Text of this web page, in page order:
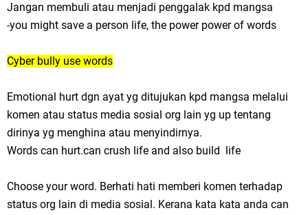
Jangan membuli atau menjadi penggalak kpd mangsa
-you might save a person life, the power power of words
Cyber bully use words
Emotional hurt dgn ayat yg ditujukan kpd mangsa melalui
komen atau status media sosial org lain yg up tentang
dirinya yg menghina atau menyindirnya.
Words can hurt.can crush life and also build life
Choose your word. Berhati hati memberi komen terhadap
status org lain di media sosial. Kerana kata kata anda can